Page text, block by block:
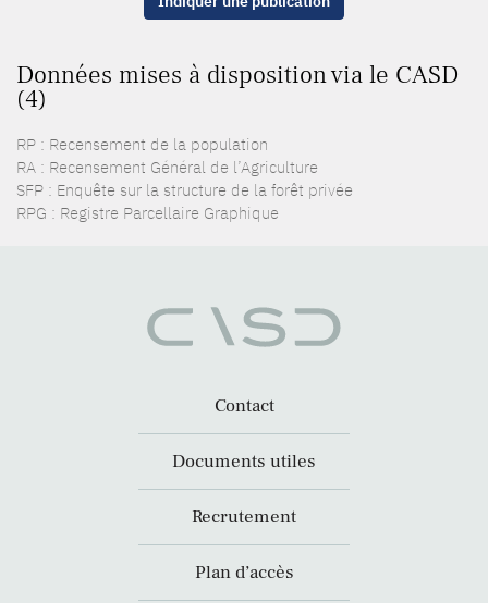
Données mises à disposition via le CASD
(4)
RP : Recensement de la population
RA : Recensement Général de l’Agriculture
SFP : Enquête sur la structure de la forêt privée
RPG : Registre Parcellaire Graphique
Contact
Documents utiles
Recrutement
Plan d’accès